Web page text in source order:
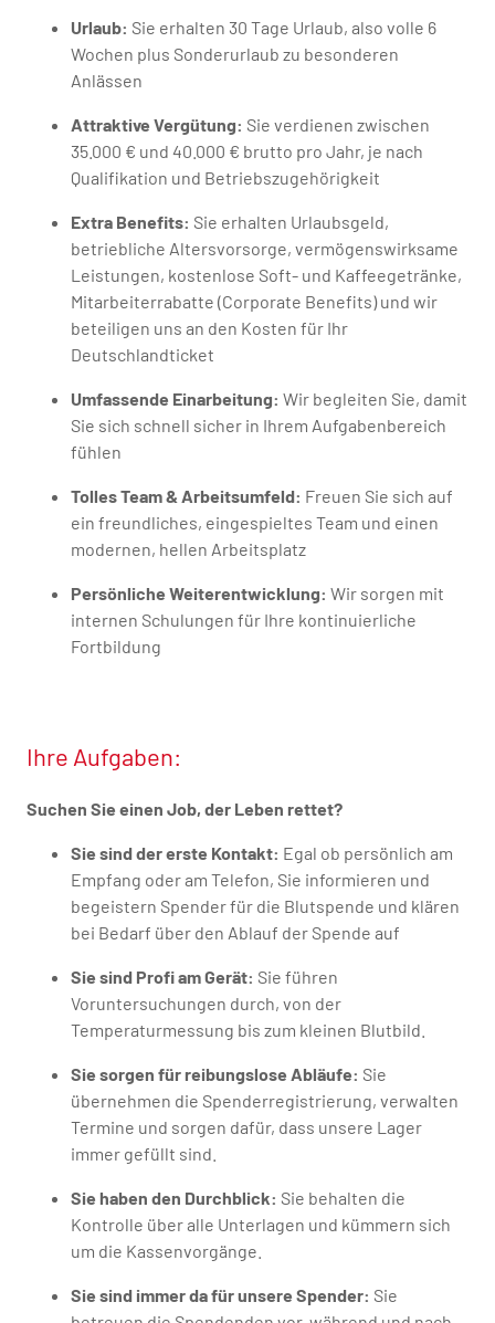
Urlaub: Sie erhalten 30 Tage Urlaub, also volle 6
Wochen plus Sonderurlaub zu besonderen
Anlässen
Attraktive Vergütung: Sie verdienen zwischen
35.000 € und 40.000 € brutto pro Jahr, je nach
Qualifikation und Betriebszugehörigkeit
Extra Benefits: Sie erhalten Urlaubsgeld,
betriebliche Altersvorsorge, vermögenswirksame
Leistungen, kostenlose Soft- und Kaffeegetränke,
Mitarbeiterrabatte (Corporate Benefits) und wir
beteiligen uns an den Kosten für Ihr
Deutschlandticket
Umfassende Einarbeitung: Wir begleiten Sie, damit
Sie sich schnell sicher in Ihrem Aufgabenbereich
fühlen
Tolles Team & Arbeitsumfeld: Freuen Sie sich auf
ein freundliches, eingespieltes Team und einen
modernen, hellen Arbeitsplatz
Persönliche Weiterentwicklung: Wir sorgen mit
internen Schulungen für Ihre kontinuierliche
Fortbildung
Ihre Aufgaben:
Suchen Sie einen Job, der Leben rettet?
Sie sind der erste Kontakt: Egal ob persönlich am
Empfang oder am Telefon, Sie informieren und
begeistern Spender für die Blutspende und klären
bei Bedarf über den Ablauf der Spende auf
Sie sind Profi am Gerät: Sie führen
Voruntersuchungen durch, von der
Temperaturmessung bis zum kleinen Blutbild.
Sie sorgen für reibungslose Abläufe: Sie
übernehmen die Spenderregistrierung, verwalten
Termine und sorgen dafür, dass unsere Lager
immer gefüllt sind.
Sie haben den Durchblick: Sie behalten die
Kontrolle über alle Unterlagen und kümmern sich
um die Kassenvorgänge.
Sie sind immer da für unsere Spender: Sie